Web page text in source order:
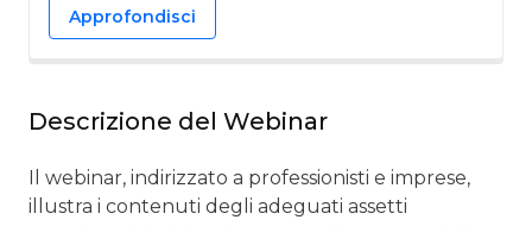
Approfondisci
Descrizione del Webinar
Il webinar, indirizzato a professionisti e imprese,
illustra i contenuti degli adeguati assetti